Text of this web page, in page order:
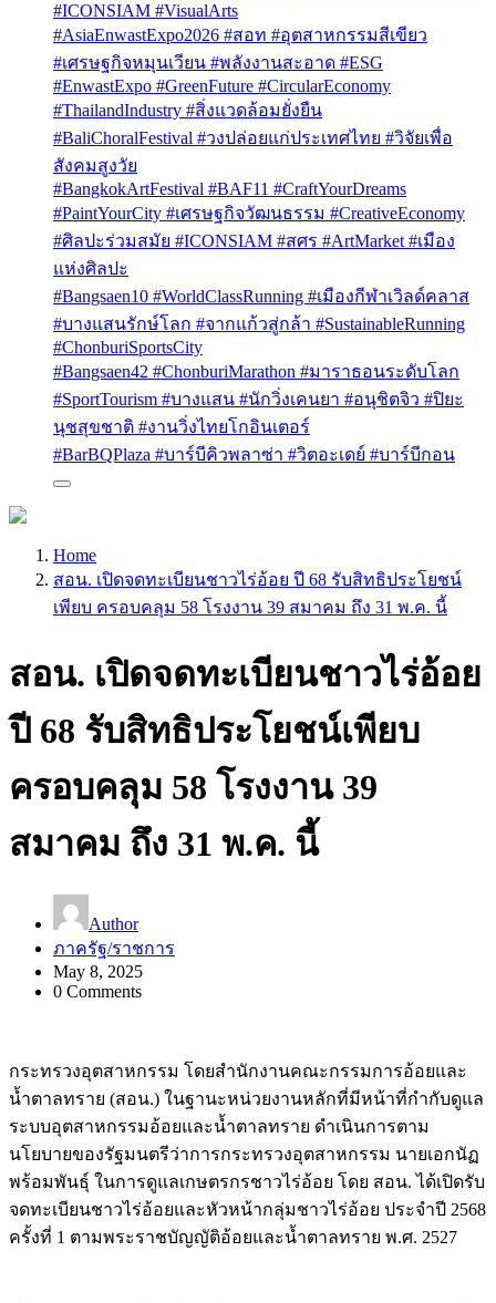
#ICONSIAM #VisualArts
#AsiaEnwastExpo2026 #สอท #อุตสาหกรรมสีเขียว
#เศรษฐกิจหมุนเวียน #พลังงานสะอาด #ESG
#EnwastExpo #GreenFuture #CircularEconomy
#ThailandIndustry #สิ่งแวดล้อมยั่งยืน
#BaliChoralFestival #วงปล่อยแก่ประเทศไทย #วิจัยเพื่อ
สังคมสูงวัย
#BangkokArtFestival #BAF11 #CraftYourDreams
#PaintYourCity #เศรษฐกิจวัฒนธรรม #CreativeEconomy
#ศิลปะร่วมสมัย #ICONSIAM #สศร #ArtMarket #เมือง
แห่งศิลปะ
#Bangsaen10 #WorldClassRunning #เมืองกีฬาเวิลด์คลาส
#บางแสนรักษ์โลก #จากแก้วสู่กล้า #SustainableRunning
#ChonburiSportsCity
#Bangsaen42 #ChonburiMarathon #มาราธอนระดับโลก
#SportTourism #บางแสน #นักวิ่งเคนยา #อนุชิตจิว #ปิยะ
นุชสุขชาติ #งานวิ่งไทยโกอินเตอร์
#BarBQPlaza #บาร์บีคิวพลาซ่า #วิตอะเดย์ #บาร์บีกอน
Home
สอน. เปิดจดทะเบียนชาวไร่อ้อย ปี 68 รับสิทธิประโยชน์
เพียบ ครอบคลุม 58 โรงงาน 39 สมาคม ถึง 31 พ.ค. นี้
สอน. เปิดจดทะเบียนชาวไร่อ้อย
ปี 68 รับสิทธิประโยชน์เพียบ
ครอบคลุม 58 โรงงาน 39
สมาคม ถึง 31 พ.ค. นี้
Author
ภาครัฐ/ราชการ
May 8, 2025
0 Comments
กระทรวงอุตสาหกรรม โดยสำนักงานคณะกรรมการอ้อยและ
น้ำตาลทราย (สอน.) ในฐานะหน่วยงานหลักที่มีหน้าที่กำกับดูแล
ระบบอุตสาหกรรมอ้อยและน้ำตาลทราย ดำเนินการตาม
นโยบายของรัฐมนตรีว่าการกระทรวงอุตสาหกรรม นายเอกนัฏ
พร้อมพันธุ์ ในการดูแลเกษตรกรชาวไร่อ้อย โดย สอน. ได้เปิดรับ
จดทะเบียนชาวไร่อ้อยและหัวหน้ากลุ่มชาวไร่อ้อย ประจำปี 2568
ครั้งที่ 1 ตามพระราชบัญญัติอ้อยและน้ำตาลทราย พ.ศ. 2527